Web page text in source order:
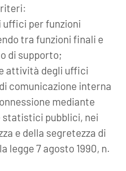
uffici per funzioni
tra funzioni finali e
di supporto;
attività degli uffici
comunicazione interna
mediante
pubblici, nei
e della segretezza di
legge 7 agosto 1990, n.